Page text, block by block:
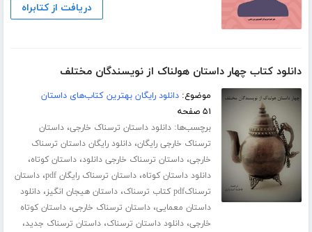
دریافت از کتابراه
دانلود کتاب چهار داستان هولناک از نویسندگان مختلف
موضوع:دانلود رایگان بهترین کتاب‌های داستان
۵۱ صفحه
برچسب‌ها:دانلود داستان ترسناک خارجی،داستان
ترسناک خارجی رایگان،دانلود رایگان داستان ترسناک
خارجی،داستان ترسناک خارجی دانلود،داستان کوتاه،
دانلود داستان کوتاه،داستان ترسناک رایگان pdf ،داستان
ترسناکpdf کتاب ترسناک
،داستان هیجان انگیز،دانلود
داستان معمایی،داستان ترسناک خارجی،داستان کوتاه
خارجی،دانلود داستان ترسناک،داستان ترسناک جدید،